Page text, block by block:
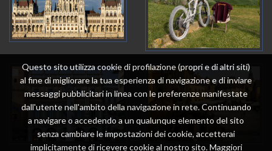
Questo sito utilizza cookie di profilazione (propri e di altri siti)
al fine di migliorare la tua esperienza di navigazione e di inviare
messaggi pubblicitari in linea con le preferenze manifestate
dall'utente nell'ambito della navigazione in rete. Continuando
a navigare o accedendo a un qualunque elemento del sito
senza cambiare le impostazioni dei cookie, accetterai
implicitamente di ricevere cookie al nostro sito. Maggiori